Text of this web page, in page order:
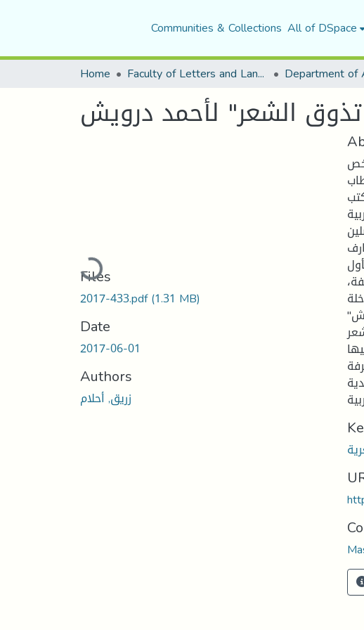
Communities & Collections All of DSpace
Home Faculty of Letters and Languages
الشعر" لأحمد درويش
Loading...
Files
2017-433.pdf(1.31 MB)
Date
2017-06-01
Authors
زريق, أحلام
.
.